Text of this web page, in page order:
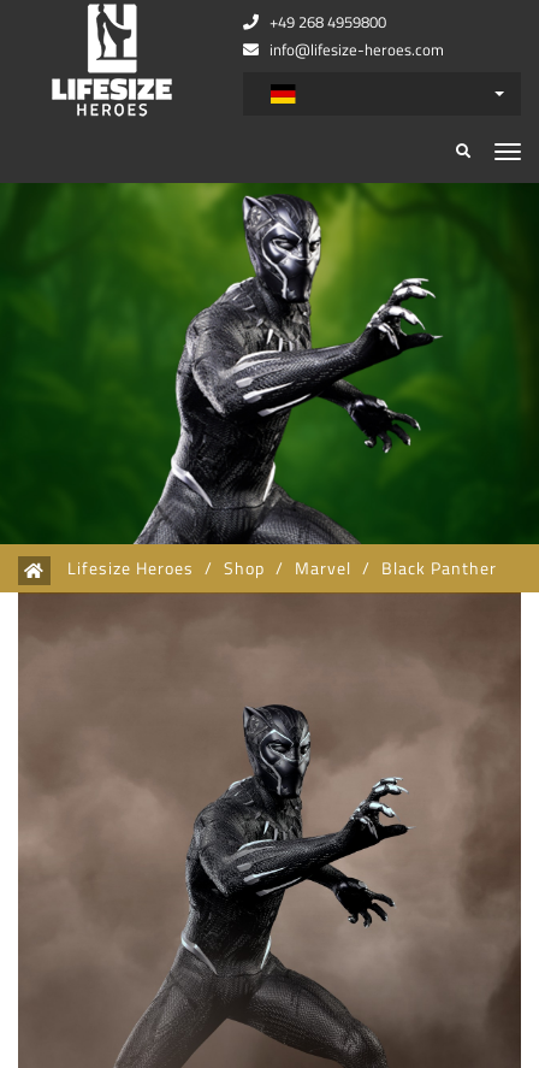
+49 268 4959800
info@lifesize-heroes.com
Lifesize Heroes / Shop / Marvel / Black Panther